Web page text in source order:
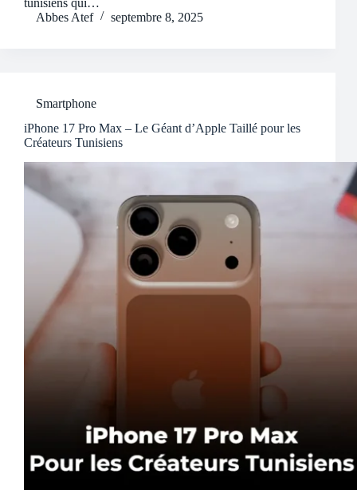
tunisiens qui…
Abbes Atef
septembre 8, 2025
Smartphone
iPhone 17 Pro Max – Le Géant d’Apple Taillé pour les
Créateurs Tunisiens